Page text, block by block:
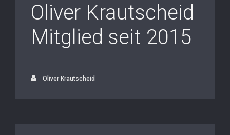
Oliver Krautscheid
Mitglied seit 2015
Oliver Krautscheid